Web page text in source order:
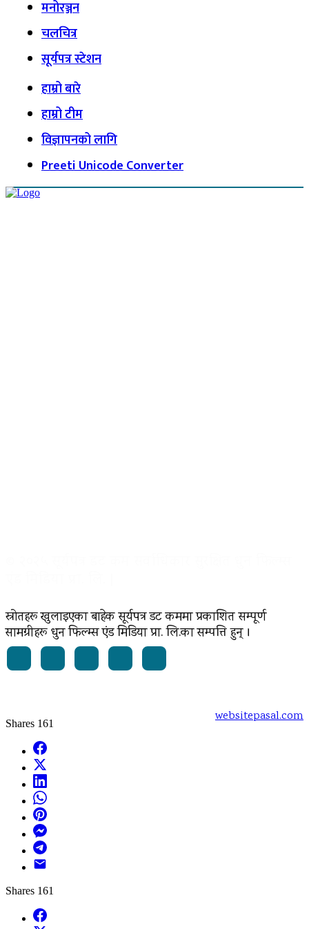
मनोरञ्जन
चलचित्र
सूर्यपत्र स्टेशन
हाम्रो बारे
हाम्रो टीम
विज्ञापनको लागि
Preeti Unicode Converter
स्रोतहरू खुलाइएका बाहेक सूर्यपत्र डट कममा प्रकाशित सम्पूर्ण
सामग्रीहरू धुन फिल्म्स एंड मिडिया प्रा. लि.का सम्पत्ति हुन् ।
websitepasal.com
Shares 161
Facebook
WhatsApp
Pinterest
Messenger
Telegram
Shares 161
Facebook